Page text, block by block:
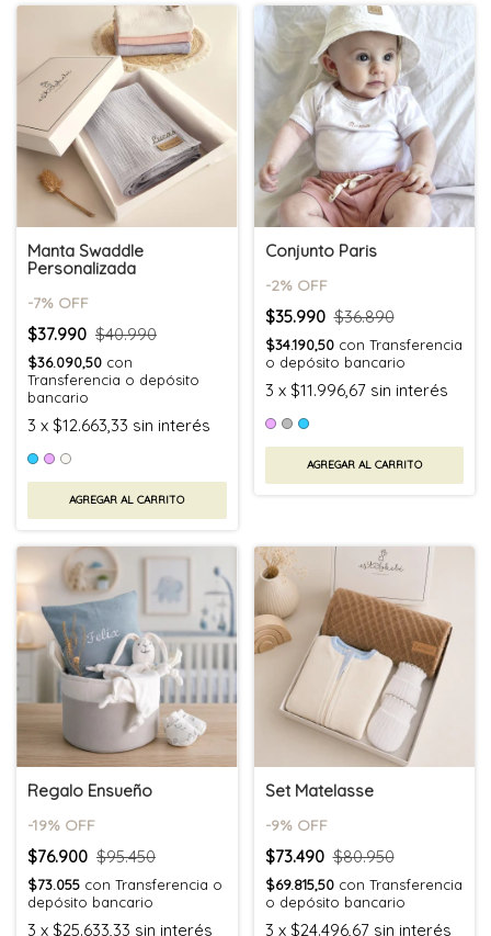
Manta Swaddle
Personalizada
-7% OFF
$37.990 $40.990
$36.090,50 con
Transferencia o depósito
bancario
3 x $12.663,33 sin interés
AGREGAR AL CARRITO
Conjunto Paris
-2% OFF
$35.990 $36.890
$34.190,50 con Transferencia
o depósito bancario
3 x $11.996,67 sin interés
AGREGAR AL CARRITO
Regalo Ensueño
-19% OFF
$76.900 $95.450
$73.055 con Transferencia o
depósito bancario
3 x $25.633,33 sin interés
Set Matelasse
-9% OFF
$73.490 $80.950
$69.815,50 con Transferencia
o depósito bancario
3 x $24.496,67 sin interés